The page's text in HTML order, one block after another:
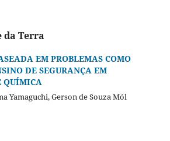
da Terra
EM PROBLEMAS COMO
DE SEGURANÇA EM
QUÍMICA
Yamaguchi, Gerson de Souza Mól